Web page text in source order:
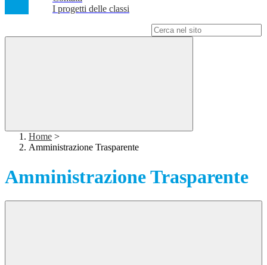
I progetti delle classi
Home >
Amministrazione Trasparente
Amministrazione Trasparente